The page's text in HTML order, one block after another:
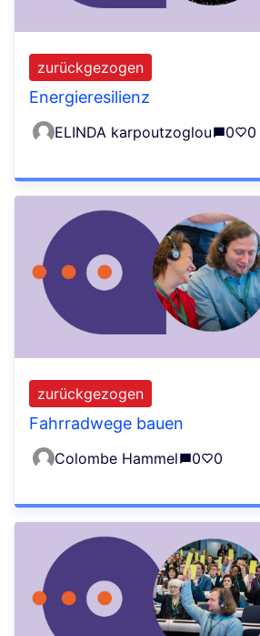
Energieresilienz
zurückgezogen
ELINDA karpoutzoglou 0 0
Fahrradwege bauen
zurückgezogen
Colombe Hammel 0 0